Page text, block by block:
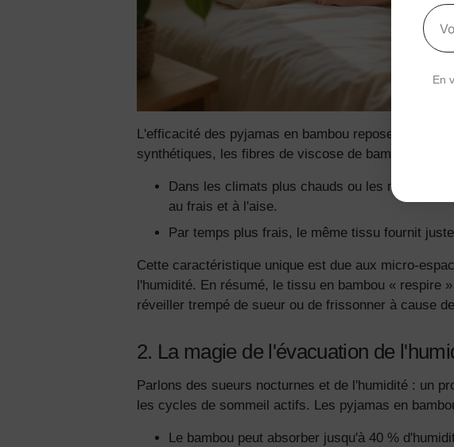
L'efficacité des pyjamas en bambou repose sur leur
synthétiques, les fibres de viscose de bambou
Dans les climats plus chauds ou les nuits
au frais et à l'aise.
Par temps plus frais, le même tissu fournit
Cette caractéristique unique est due aux micro-
l'humidité. En résumé, le tissu en bambou « respire
réveiller trempé de sueur ou de frissonner à cause
2. La magie de l'évacuation de
Parlons des sueurs nocturnes et de l'humidité : un
les cycles de sommeil actifs. Les pyjamas en
Le bambou peut absorber jusqu'à 40 %
En